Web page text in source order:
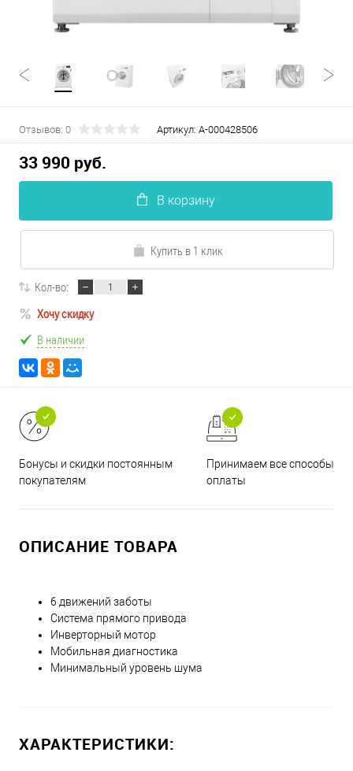
Отзывов: 0 Артикул: А-000428506
33 990 руб.
В корзину
Купить в 1 клик
Кол-во:
Хочу скидку
В наличии
Бонусы и скидки постоянным
покупателям
Принимаем все способы
оплаты
ОПИСАНИЕ ТОВАРА
6 движений заботы
Система прямого привода
Инверторный мотор
Мобильная диагностика
Минимальный уровень шума
ХАРАКТЕРИСТИКИ: